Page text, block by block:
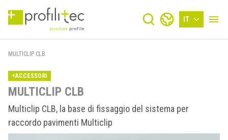
IT
MULTICLIP CLB
+ACCESSORI
MULTICLIP CLB
Multiclip CLB, la base di fissaggio del sistema per
raccordo pavimenti Multiclip